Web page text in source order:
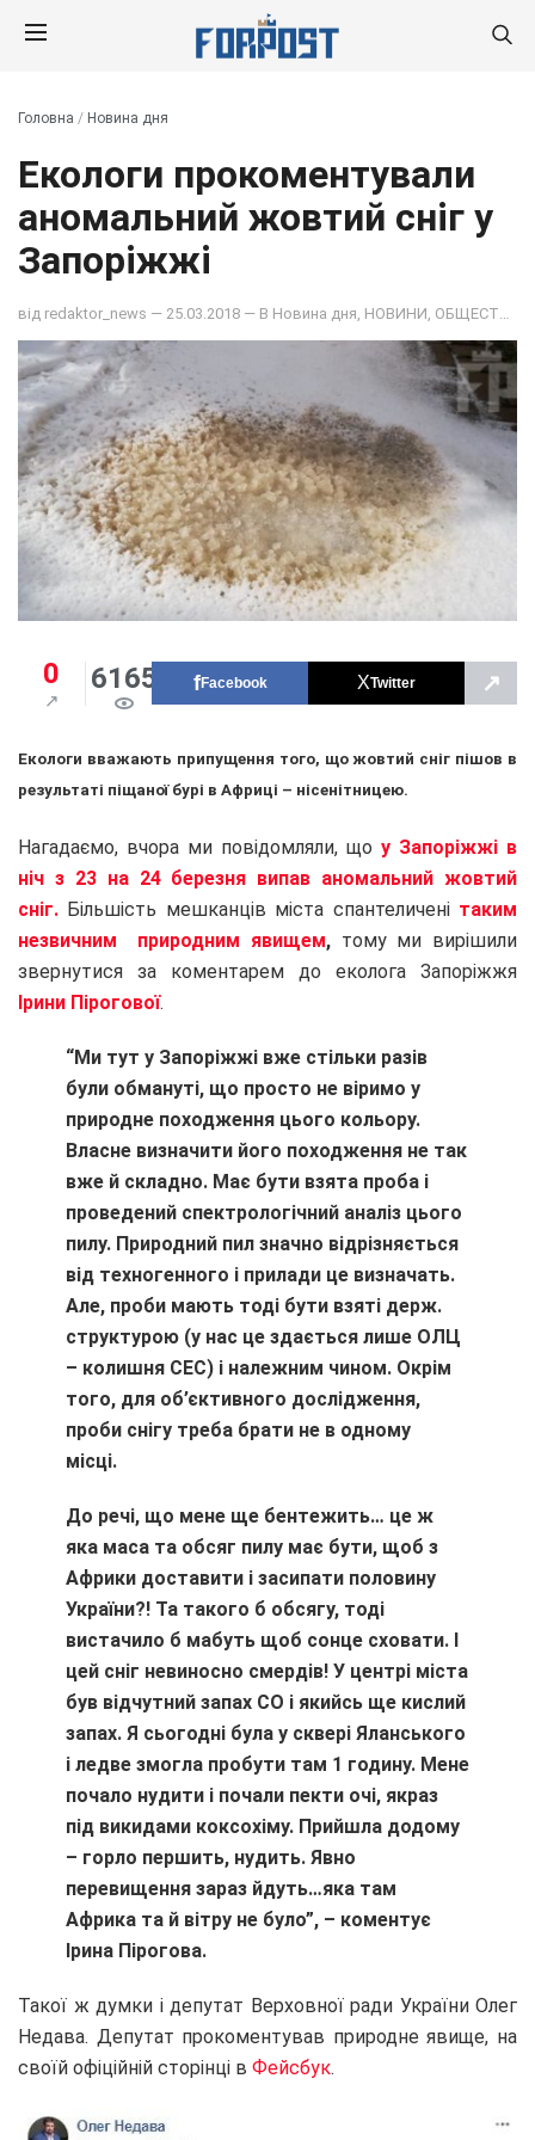
Головна / Новина дня
Екологи прокоментували
аномальний жовтий сніг у
Запоріжжі
від redaktor_news — 25.03.2018 — В Новина дня НОВИНИ ОБЩЕСТВО
0 6165 Facebook Twitter ↗
Екологи вважають припущення того, що жовтий сніг пішов в
результаті піщаної бурі в Африці – нісенітницею.
Нагадаємо, вчора ми повідомляли, що у Запоріжжі в
ніч з 23 на 24 березня випав аномальний жовтий
сніг. Більшість мешканців міста спантеличені таким
незвичним природним явищем, тому ми вирішили
звернутися за коментарем до еколога Запоріжжя
Ірини Пірогової.
“Ми тут у Запоріжжі вже стільки разів
були обмануті, що просто не віримо у
природне походження цього кольору.
Власне визначити його походження не так
вже й складно. Має бути взята проба і
проведений спектрологічний аналіз цього
пилу. Природний пил значно відрізняється
від техногенного і прилади це визначать.
Але, проби мають тоді бути взяті держ.
структурою (у нас це здається лише ОЛЦ
– колишня СЕС) і належним чином. Окрім
того, для об’єктивного дослідження,
проби снігу треба брати не в одному
місці.
До речі, що мене ще бентежить… це ж
яка маса та обсяг пилу має бути, щоб з
Африки доставити і засипати половину
України?! Та такого б обсягу, тоді
вистачило б мабуть щоб сонце сховати. І
цей сніг невиносно смердів! У центрі міста
був відчутний запах СО і якийсь ще кислий
запах. Я сьогодні була у сквері Яланського
і ледве змогла пробути там 1 годину. Мене
почало нудити і почали пекти очі, якраз
під викидами коксохіму. Прийшла додому
– горло першить, нудить. Явно
перевищення зараз йдуть…яка там
Африка та й вітру не було”, – коментує
Ірина Пірогова.
Такої ж думки і депутат Верховної ради України Олег
Недава. Депутат прокоментував природне явище, на
своїй офіційній сторінці в Фейсбук.